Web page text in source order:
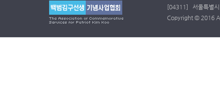
[04311] 서울특별
Copyright © 2016